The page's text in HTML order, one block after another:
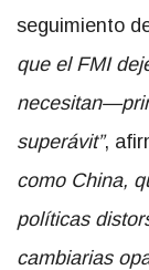
seguimiento
que el FMI
superávit”,
como China,
políticas
cambiarias